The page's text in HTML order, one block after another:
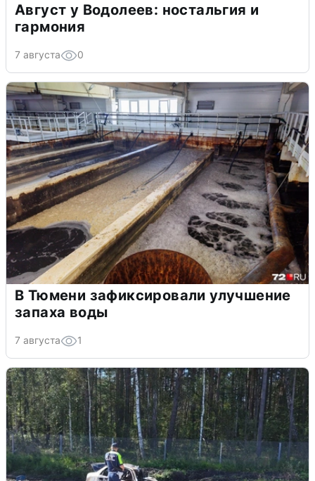
Август у Водолеев: ностальгия и
гармония
7 августа 0
В Тюмени зафиксировали улучшение
запаха воды
7 августа 1